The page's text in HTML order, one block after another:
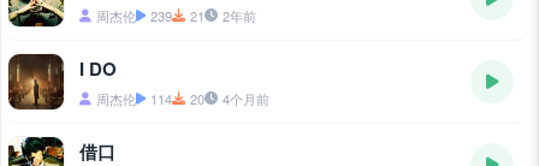
周杰伦 239 21 2年前
I DO
周杰伦 114 20 4个月前
借口